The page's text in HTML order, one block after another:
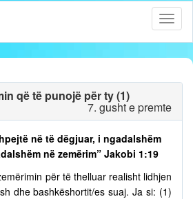
që të punojë për ty (1)
7. gusht e premte
në të dëgjuar, i ngadalshëm
në zemërim” Jakobi 1:19
për të thelluar realisht lidhjen
dhe bashkëshortit/es suaj. Ja si: (1)